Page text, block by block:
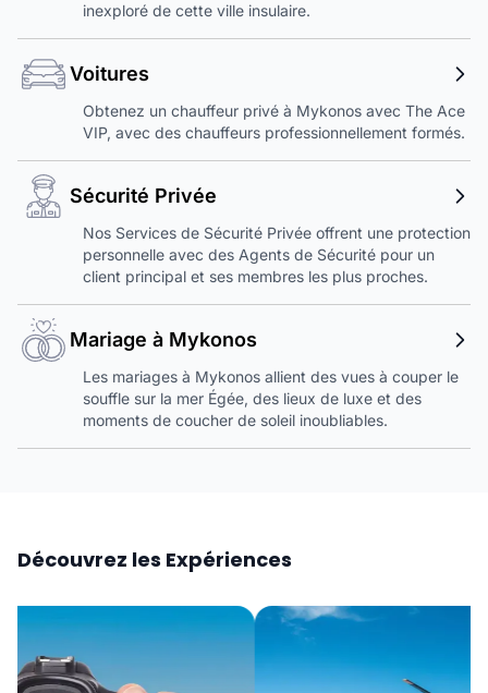
inexploré de cette ville insulaire.
Voitures
Obtenez un chauffeur privé à Mykonos avec The Ace
VIP, avec des chauffeurs professionnellement formés.
Sécurité Privée
Nos Services de Sécurité Privée offrent une protection
personnelle avec des Agents de Sécurité pour un
client principal et ses membres les plus proches.
Mariage à Mykonos
Les mariages à Mykonos allient des vues à couper le
souffle sur la mer Égée, des lieux de luxe et des
moments de coucher de soleil inoubliables.
Découvrez les Expériences